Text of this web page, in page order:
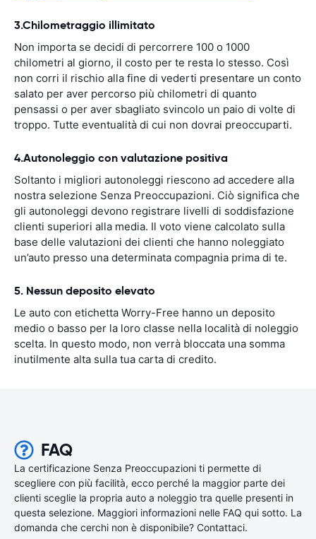
3.Chilometraggio illimitato
Non importa se decidi di percorrere 100 o 1000
chilometri al giorno, il costo per te resta lo stesso. Così
non corri il rischio alla fine di vederti presentare un conto
salato per aver percorso più chilometri di quanto
pensassi o per aver sbagliato svincolo un paio di volte di
troppo. Tutte eventualità di cui non dovrai preoccuparti.
4.Autonoleggio con valutazione positiva
Soltanto i migliori autonoleggi riescono ad accedere alla
nostra selezione Senza Preoccupazioni. Ciò significa che
gli autonoleggi devono registrare livelli di soddisfazione
clienti superiori alla media. Il voto viene calcolato sulla
base delle valutazioni dei clienti che hanno noleggiato
un’auto presso una determinata compagnia prima di te.
5. Nessun deposito elevato
Le auto con etichetta Worry-Free hanno un deposito
medio o basso per la loro classe nella località di noleggio
scelta. In questo modo, non verrà bloccata una somma
inutilmente alta sulla tua carta di credito.
FAQ
La certificazione Senza Preoccupazioni ti permette di
scegliere con più facilità, ecco perché la maggior parte dei
clienti sceglie la propria auto a noleggio tra quelle presenti in
questa selezione. Maggiori informazioni nelle FAQ qui sotto. La
domanda che cerchi non è disponibile? Contattaci.